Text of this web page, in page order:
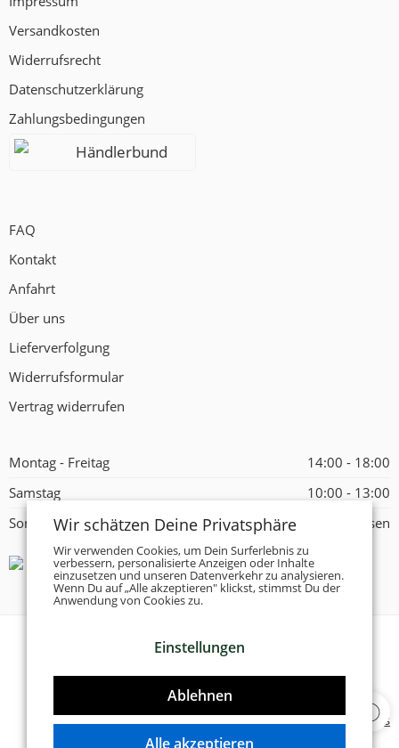
Versandkosten
Widerrufsrecht
Datenschutzerklärung
Zahlungsbedingungen
Händlerbund
FAQ
Kontakt
Anfahrt
Über uns
Lieferverfolgung
Widerrufsformular
Vertrag widerrufen
Montag - Freitag
14:00 - 18:00
Samstag
10:00 - 13:00
Sonntag
Geschlossen
Tanzschuhe Otto München e.K.
vorbehalten!
Designed & Developed byDelta 4 Software Solutions
Wir schätzen Deine Privatsphäre
Wir verwenden Cookies, um Dein Surferlebnis zu
verbessern, personalisierte Anzeigen oder Inhalte
einzusetzen und unseren Datenverkehr zu analysieren.
Wenn Du auf „Alle akzeptieren" klickst, stimmst Du der
Anwendung von Cookies zu.
Einstellungen
Ablehnen
Alle akzeptieren